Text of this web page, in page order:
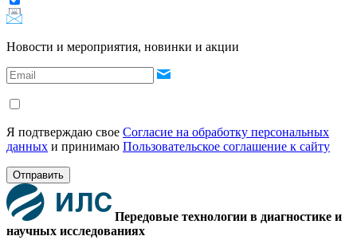
Новости и мероприятия, новинки и акции
Я подтверждаю свое Согласие на обработку персональных
данных и принимаю Пользовательское соглашение к сайту
Отправить
Передовые технологии в диагностике и
научных исследованиях